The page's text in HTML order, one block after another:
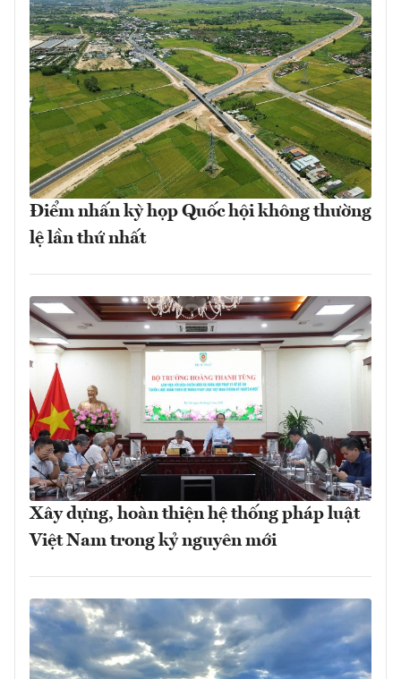
Điểm nhấn kỳ họp Quốc hội không thường
lệ lần thứ nhất
Xây dựng, hoàn thiện hệ thống pháp luật
Việt Nam trong kỷ nguyên mới